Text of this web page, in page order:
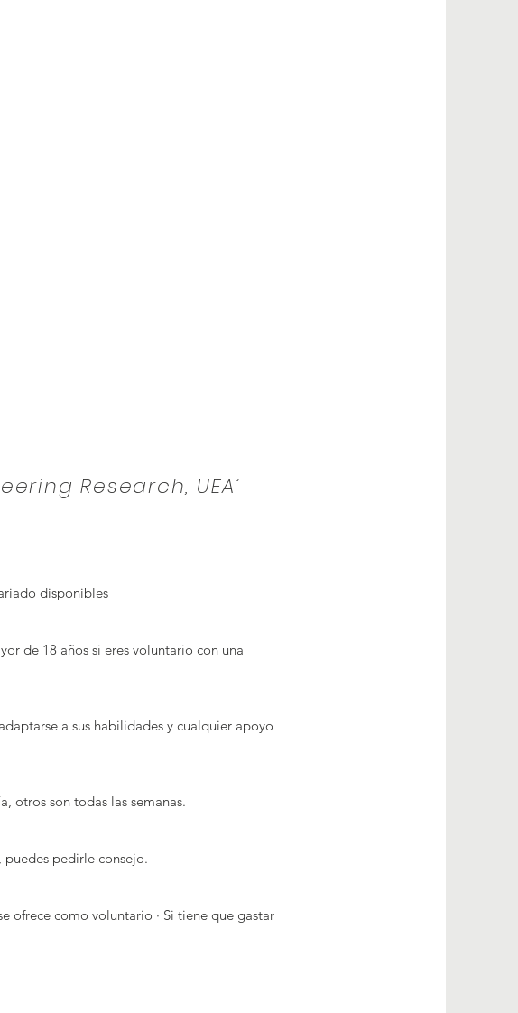
Research, UEA’
disponibles
de 18 años si eres voluntario con una
a sus habilidades y cualquier apoyo
otros son todas las semanas.
puedes pedirle consejo.
ofrece como voluntario · Si tiene que gastar